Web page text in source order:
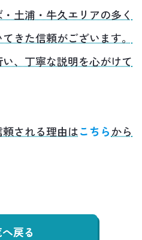
土浦・牛久エリアの多く
きた信頼がございます。
、丁寧な説明を心がけて
される理由はこちらから
戻る